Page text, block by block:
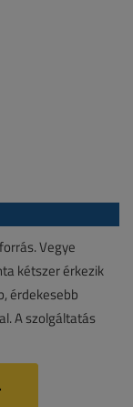
Vegye
kétszer érkezik
érdekesebb
A szolgáltatás